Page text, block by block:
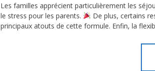
Les familles apprécient particulièrement les
le stress pour les parents.
De plus, certains
principaux atouts de cette formule. Enfin, la